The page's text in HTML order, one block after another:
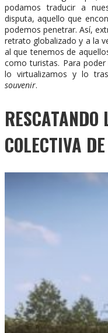
podamos traducir a
disputa, aquello que
podemos penetrar. Así,
retrato globalizado y a la
al que tenemos de
como turistas. Para
lo virtualizamos y lo
souvenir.
COLECTIVA